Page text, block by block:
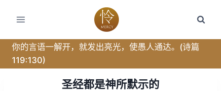
你的言语一解开，就发出亮光，使愚人通达。(诗篇
119:130)
圣经都是神所默示的